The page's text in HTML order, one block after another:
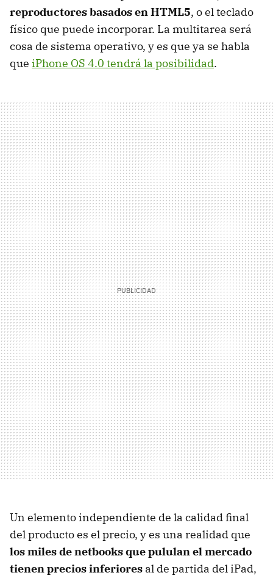
reproductores basados en HTML5, o el teclado
físico que puede incorporar. La multitarea será
cosa de sistema operativo, y es que ya se habla
que iPhone OS 4.0 tendrá la posibilidad.
Un elemento independiente de la calidad final
del producto es el precio, y es una realidad que
los miles de netbooks que pululan el mercado
tienen precios inferiores al de partida del iPad,